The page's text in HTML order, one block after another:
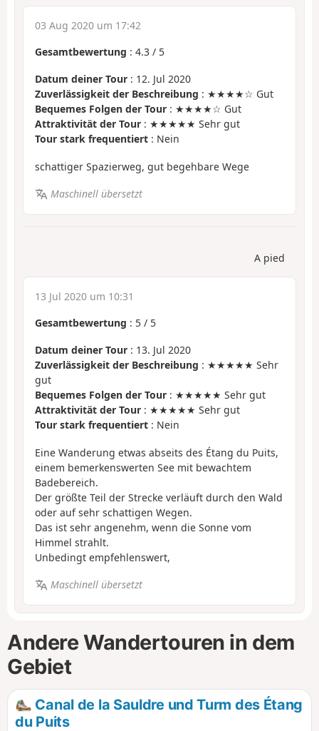
03 Aug 2020 um 17:42
Gesamtbewertung : 4.3 / 5
Datum deiner Tour : 12. Jul 2020
Zuverlässigkeit der Beschreibung : ★★★★☆ Gut
Bequemes Folgen der Tour : ★★★★☆ Gut
Attraktivität der Tour : ★★★★★ Sehr gut
Tour stark frequentiert : Nein
schattiger Spazierweg, gut begehbare Wege
Maschinell übersetzt
A pied
13 Jul 2020 um 10:31
Gesamtbewertung : 5 / 5
Datum deiner Tour : 13. Jul 2020
Zuverlässigkeit der Beschreibung : ★★★★★ Sehr
gut
Bequemes Folgen der Tour : ★★★★★ Sehr gut
Attraktivität der Tour : ★★★★★ Sehr gut
Tour stark frequentiert : Nein
Eine Wanderung etwas abseits des Étang du Puits,
einem bemerkenswerten See mit bewachtem
Badebereich.
Der größte Teil der Strecke verläuft durch den Wald
oder auf sehr schattigen Wegen.
Das ist sehr angenehm, wenn die Sonne vom
Himmel strahlt.
Unbedingt empfehlenswert,
Maschinell übersetzt
Andere Wandertouren in dem
Gebiet
Canal de la Sauldre und Turm des Étang
du Puits